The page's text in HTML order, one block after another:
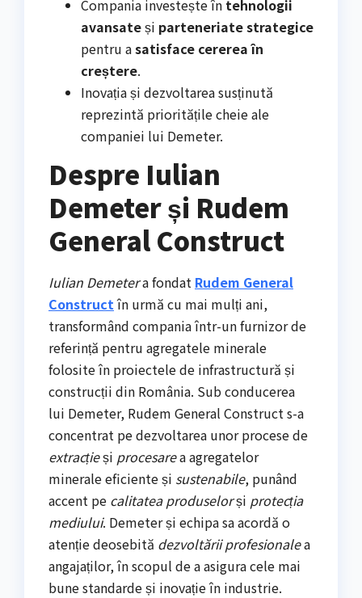
Compania investește în tehnologii
avansateși parteneriate strategice
pentru asatisface cererea în
creștere.
Inovația și dezvoltarea susținută
reprezintă prioritățile cheie ale
companiei lui Demeter.
Despre Iulian
Demeter și Rudem
General Construct
Iulian Demetera fondat Rudem General
Constructîn urmă cu mai mulți ani,
transformând compania într-un furnizor de
referință pentru agregatele minerale
folosite în proiectele de infrastructură și
construcții din România. Sub conducerea
lui Demeter, Rudem General Construct s-a
concentrat pe dezvoltarea unor procese de
extracțieși procesarea agregatelor
minerale eficiente și sustenabile, punând
accent pe calitatea produselorși protecția
mediului. Demeter și echipa sa acordă o
atenție deosebită dezvoltării profesionalea
angajaților, în scopul de a asigura cele mai
bune standarde și inovație în industrie.